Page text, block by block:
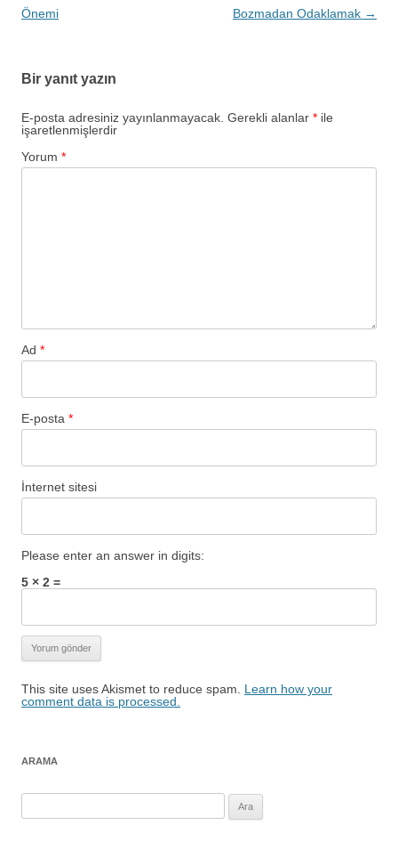
dolaşımı
Önemi Bozmadan Odaklamak →
Bir yanıt yazın
E-posta adresiniz yayınlanmayacak. Gerekli alanlar * ile
işaretlenmişlerdir
Yorum *
Ad *
E-posta *
İnternet sitesi
Please enter an answer in digits:
5 × 2 =
This site uses Akismet to reduce spam. Learn how your
comment data is processed.
ARAMA